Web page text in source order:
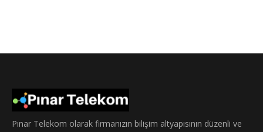
Pınar Telekom olarak firmanızın bilişim altyapısının düzenli ve